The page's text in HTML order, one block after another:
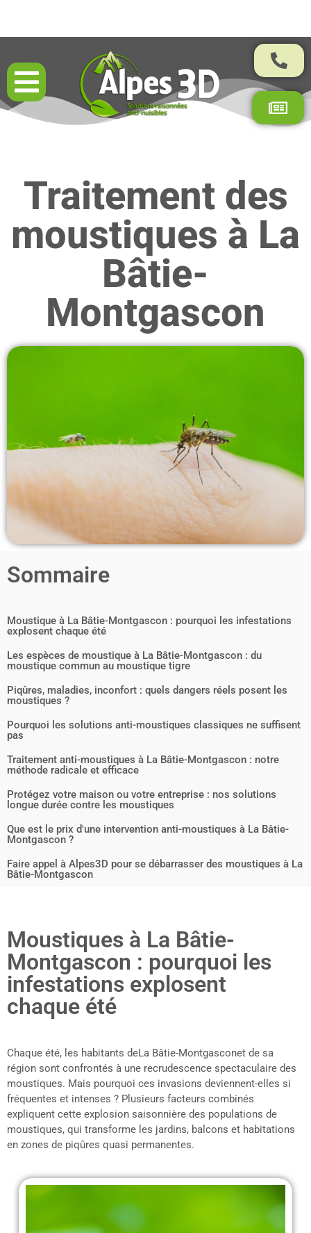
Résultats garantis par contrat
Traitement des
moustiques à La
Bâtie-
Montgascon
Sommaire
Moustique à La Bâtie-Montgascon : pourquoi les infestations
explosent chaque été
Les espèces de moustique à La Bâtie-Montgascon : du
moustique commun au moustique tigre
Piqûres, maladies, inconfort : quels dangers réels posent les
moustiques ?
Pourquoi les solutions anti-moustiques classiques ne suffisent
pas
Traitement anti-moustiques à La Bâtie-Montgascon : notre
méthode radicale et efficace
Protégez votre maison ou votre entreprise : nos solutions
longue durée contre les moustiques
Que est le prix d'une intervention anti-moustiques à La Bâtie-
Montgascon ?
Faire appel à Alpes3D pour se débarrasser des moustiques à La
Bâtie-Montgascon
Moustiques à La Bâtie-
Montgascon : pourquoi les
infestations explosent
chaque été
Chaque été, les habitants deLa Bâtie-Montgasconet de sa
région sont confrontés à une recrudescence spectaculaire des
moustiques. Mais pourquoi ces invasions deviennent-elles si
fréquentes et intenses ? Plusieurs facteurs combinés
expliquent cette explosion saisonnière des populations de
moustiques, qui transforme les jardins, balcons et habitations
en zones de piqûres quasi permanentes.